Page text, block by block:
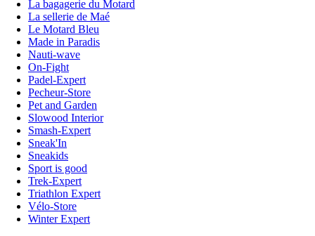
La bagagerie du Motard
La sellerie de Maé
Le Motard Bleu
Made in Paradis
Nauti-wave
On-Fight
Padel-Expert
Pecheur-Store
Pet and Garden
Slowood Interior
Smash-Expert
Sneak'In
Sneakids
Sport is good
Trek-Expert
Triathlon Expert
Vélo-Store
Winter Expert